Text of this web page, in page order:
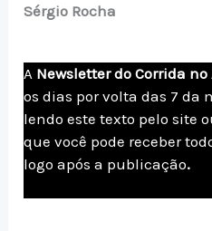
Sérgio Rocha
A Newsletter do Corrida no
os dias por volta das 7 da
lendo este texto pelo site
que você pode receber
logo após a publicação.